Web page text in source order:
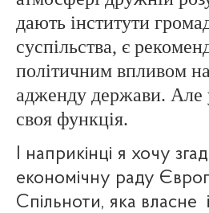
дають інститути
суспільства, є
політичним впливом
адженду держави. Але
своя функція.
І наприкінці я хочу
економічну раду
Спільноти, яка власне